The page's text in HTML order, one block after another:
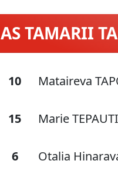
AS TAMARII
10 Mataireva
15 Marie
6 Otalia